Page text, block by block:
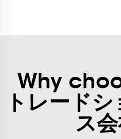
Why
トレード
ス